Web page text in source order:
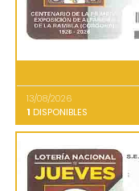
13/08/2026
1 DISPONIBLES